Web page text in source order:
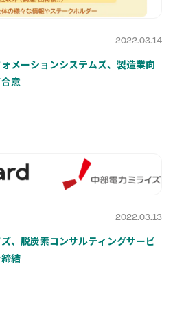
2022.03.14
メーションシステムズ、製造業向
意
2022.03.13
、脱炭素コンサルティングサービ
結